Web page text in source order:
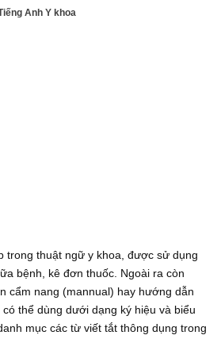
Anh Y khoa
trong thuật ngữ y khoa, được sử dụng
bệnh, kê đơn thuốc. Ngoài ra còn
cẩm nang (mannual) hay hướng dẫn
thể dùng dưới dạng ký hiệu và biểu
mục các từ viết tắt thông dụng trong